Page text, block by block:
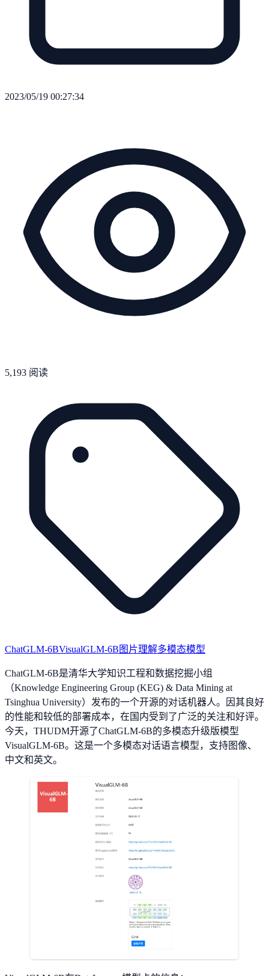
2023/05/19 00:27:34
5,193 阅读
ChatGLM-6BVisualGLM-6B 图片理解多模态模型
ChatGLM-6B是清华大学知识工程和数据挖掘小组
（Knowledge Engineering Group (KEG) & Data Mining at
Tsinghua University）发布的一个开源的对话机器人。因其良好
的性能和较低的部署成本，在国内受到了广泛的关注和好评。
今天，THUDM开源了ChatGLM-6B的多模态升级版模型
VisualGLM-6B。这是一个多模态对话语言模型，支持图像、
中文和英文。